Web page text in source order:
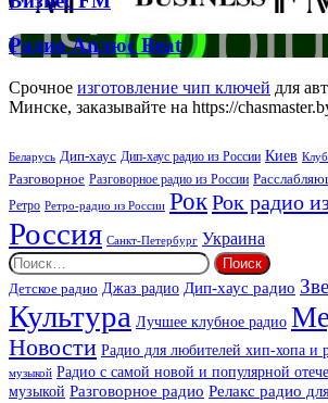
Радио
Аплюс
Beat
Радио Аплюс Beat
Срочное изготовление чип ключей для
Минске, заказывайте на https://
Беларусь Дип-хаус Дип-хаус радио из России Киев
Разговорное Разговорное радио из России
Ретро Ретро-радио из России РокРок радио
Россия Санкт-Петербург Украина
Найти:
Детское радио Джаз радио Дип-хаус радио
Культура Лучшее клубное радио
Новости Радио для любителей хип-хопа и
музыкой Радио с самой новой и популярной
музыкой Разговорное радио Релакс радио